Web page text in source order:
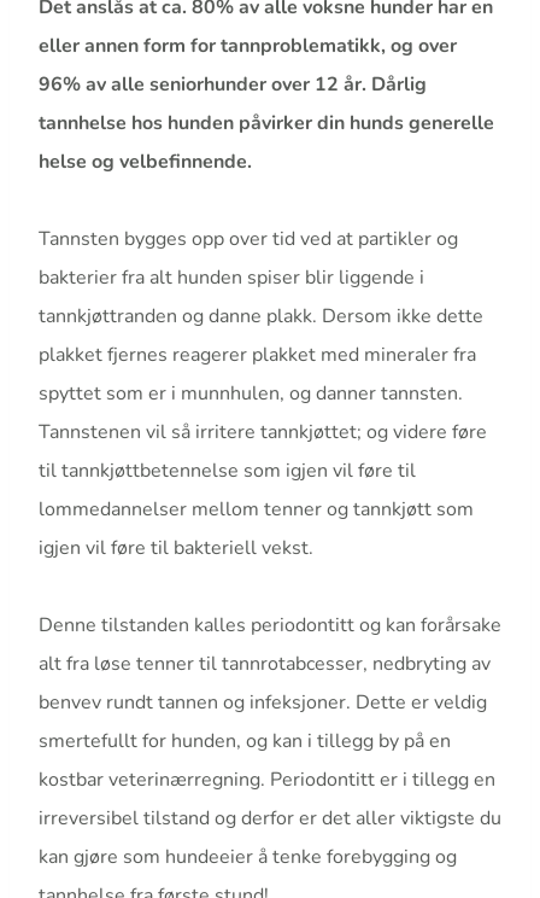
Det anslås at ca. 80% av alle voksne hunder har en
eller annen form for tannproblematikk, og over
96% av alle seniorhunder over 12 år. Dårlig
tannhelse hos hunden påvirker din hunds generelle
helse og velbefinnende.
Tannsten bygges opp over tid ved at partikler og
bakterier fra alt hunden spiser blir liggende i
tannkjøttranden og danne plakk. Dersom ikke dette
plakket fjernes reagerer plakket med mineraler fra
spyttet som er i munnhulen, og danner tannsten.
Tannstenen vil så irritere tannkjøttet; og videre føre
til tannkjøttbetennelse som igjen vil føre til
lommedannelser mellom tenner og tannkjøtt som
igjen vil føre til bakteriell vekst.
Denne tilstanden kalles periodontitt og kan forårsake
alt fra løse tenner til tannrotabcesser, nedbryting av
benvev rundt tannen og infeksjoner. Dette er veldig
smertefullt for hunden, og kan i tillegg by på en
kostbar veterinærregning. Periodontitt er i tillegg en
irreversibel tilstand og derfor er det aller viktigste du
kan gjøre som hundeeier å tenke forebygging og